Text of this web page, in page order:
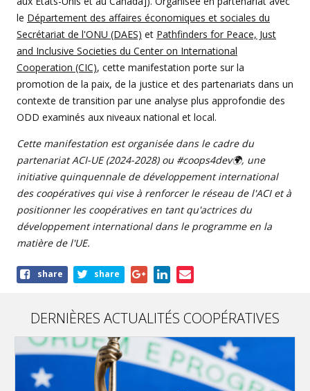
le Département des affaires économiques et sociales du
Secrétariat de l'ONU (DAES) et Pathfinders for Peace, Just
and Inclusive Societies du Center on International
Cooperation (CIC), cette manifestation porte sur la
promotion de la paix, de la justice et des partenariats dans un
contexte de transition par une analyse plus approfondie des
ODD examinés aux niveaux national et local.
Cette manifestation est organisée dans le cadre du
partenariat ACI-UE (2024-2028) ou #coops4dev🌍, une
initiative quinquennale de développement international
des coopératives qui vise à renforcer le réseau de l'ACI et à
positionner les coopératives en tant qu'actrices du
développement international dans le programme en la
matière de l'UE.
Shareshare share
DERNIÈRES ACTUALITÉS COOPÉRATIVES